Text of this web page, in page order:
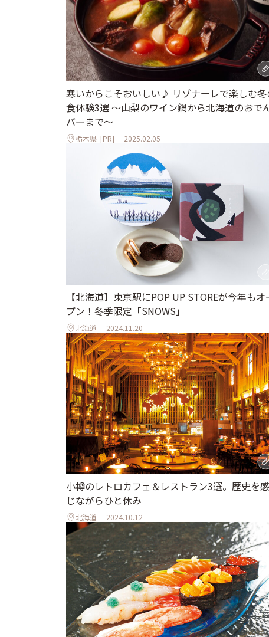
寒いからこそおいしい♪ リゾナーレで楽しむ冬
食体験3選 ～山梨のワイン鍋から北海道のおで
バーまで～
栃木県 [PR] 2025.02.05
【北海道】東京駅にPOP UP STOREが今年もオ
プン！冬季限定「SNOWS」
北海道 2024.11.20
小樽のレトロカフェ＆レストラン3選。歴史を感
じながらひと休み
北海道 2024.10.12